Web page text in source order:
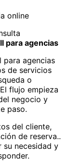
online
para agencias
para agencias
de servicios
o
flujo empieza
negocio y
paso.
del cliente,
de reserva..
su necesidad y